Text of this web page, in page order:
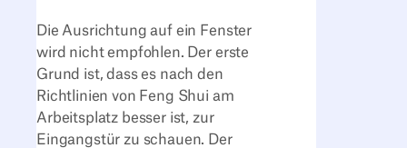
Die Ausrichtung auf ein Fenster
wird nicht empfohlen. Der erste
Grund ist, dass es nach den
Richtlinien von Feng Shui am
Arbeitsplatz besser ist, zur
Eingangstür zu schauen. Der